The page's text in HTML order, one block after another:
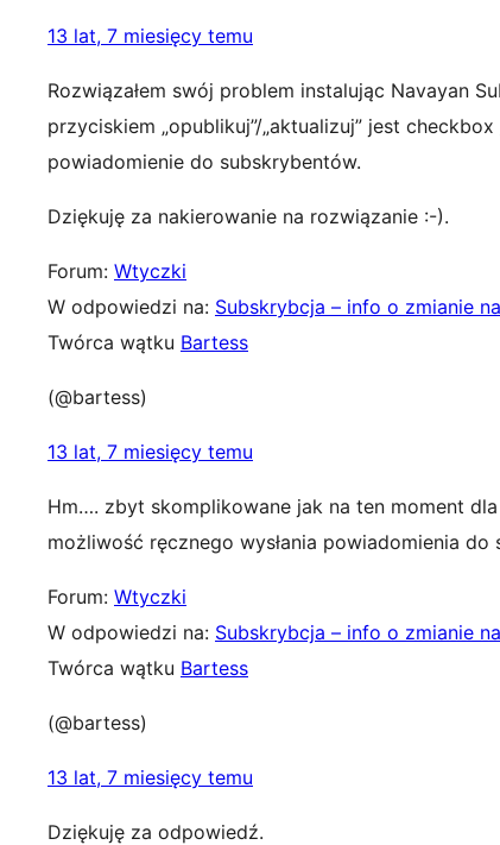
13 lat, 7 miesięcy temu
Rozwiązałem swój problem instalując Navayan
przyciskiem „opublikuj”/„aktualizuj” jest
powiadomienie do subskrybentów.
Dziękuję za nakierowanie na rozwiązanie :-).
Forum: Wtyczki
W odpowiedzi na: Subskrybcja – info o zmianie
Twórca wątku Bartess
(@bartess)
13 lat, 7 miesięcy temu
Hm…. zbyt skomplikowane jak na ten moment
możliwość ręcznego wysłania powiadomienia do
Forum: Wtyczki
W odpowiedzi na: Subskrybcja – info o zmianie
Twórca wątku Bartess
(@bartess)
13 lat, 7 miesięcy temu
Dziękuję za odpowiedź.